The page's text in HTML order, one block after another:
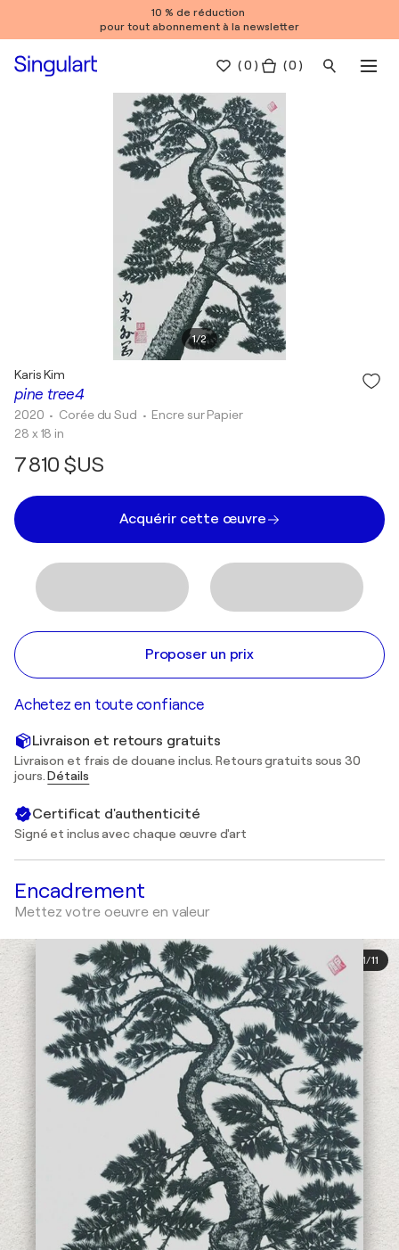
10 % de réduction
pour tout abonnement à la newsletter
(0 ) ( 0 )
1/2
pine tree4
Karis Kim
2020 • Corée du Sud • Encre sur Papier
28 x 18 in
7 810 $US
Acquérir cette œuvre
Proposer un prix
Achetez en toute confiance
Livraison et retours gratuits
Livraison et frais de douane inclus. Retours gratuits sous 30
jours.Détails
Certificat d'authenticité
Signé et inclus avec chaque œuvre d'art
Encadrement
Mettez votre oeuvre en valeur
1/11